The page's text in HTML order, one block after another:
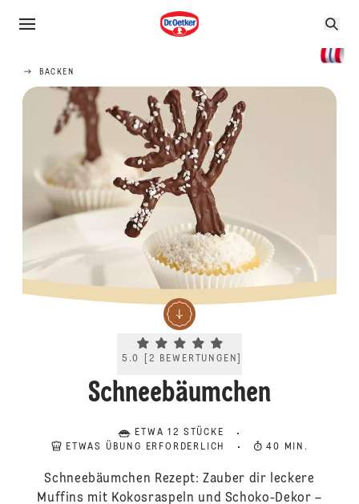
BACKEN
Current rating 5.0. Click to rate.
5.0 2 BEWERTUNGEN
Schneebäumchen
ETWA 12 STÜCKE
ETWAS ÜBUNG ERFORDERLICH
40 MIN.
Schneebäumchen Rezept: Zauber dir leckere
Muffins mit Kokosraspeln und Schoko-Dekor –